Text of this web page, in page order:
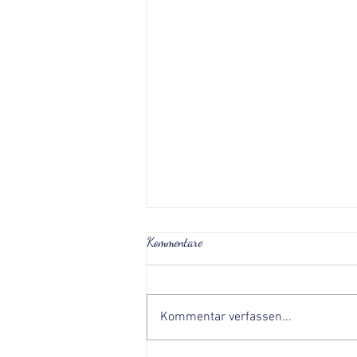
Kommentare
Kommentar verfassen...